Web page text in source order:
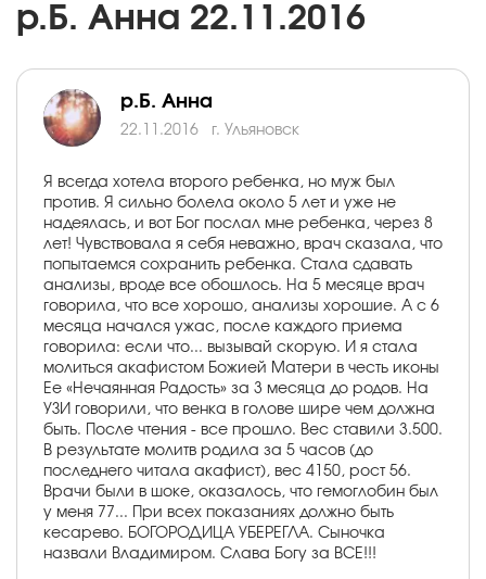
р.Б. Анна 22.11.2016
р.Б. Анна
22.11.2016 г. Ульяновск
Я всегда хотела второго ребенка, но муж был
против. Я сильно болела около 5 лет и уже не
надеялась, и вот Бог послал мне ребенка, через 8
лет! Чувствовала я себя неважно, врач сказала, что
попытаемся сохранить ребенка. Стала сдавать
анализы, вроде все обошлось. На 5 месяце врач
говорила, что все хорошо, анализы хорошие. А с 6
месяца начался ужас, после каждого приема
говорила: если что... вызывай скорую. И я стала
молиться акафистом Божией Матери в честь иконы
Ее «Нечаянная Радость» за 3 месяца до родов. На
УЗИ говорили, что венка в голове шире чем должна
быть. После чтения - все прошло. Вес ставили 3.500.
В результате молитв родила за 5 часов (до
последнего читала акафист), вес 4150, рост 56.
Врачи были в шоке, оказалось, что гемоглобин был
у меня 77... При всех показаниях должно быть
кесарево. БОГОРОДИЦА УБЕРЕГЛА. Сыночка
назвали Владимиром. Слава Богу за ВСЕ!!!